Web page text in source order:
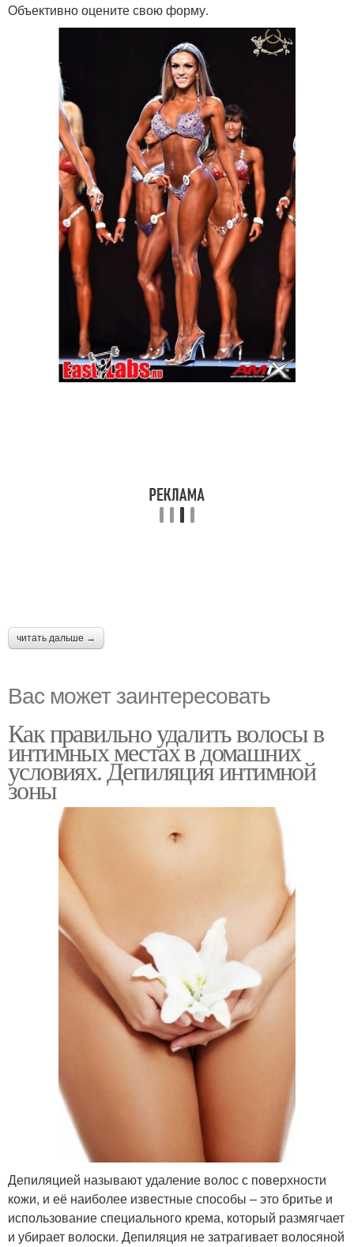
Объективно оцените свою форму.
читать дальше →
Вас может заинтересовать
Как правильно удалить волосы в
интимных местах в домашних
условиях. Депиляция интимной
зоны
Депиляцией называют удаление волос с поверхности
кожи, и её наиболее известные способы – это бритье и
использование специального крема, который размягчает
и убирает волоски. Депиляция не затрагивает волосяной